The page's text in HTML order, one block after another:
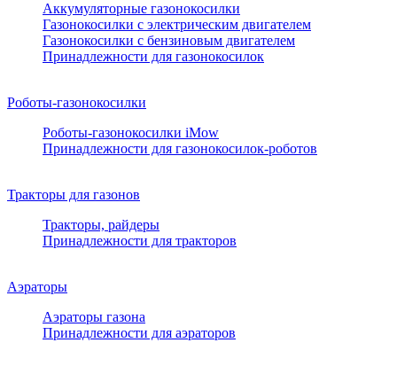
Аккумуляторные газонокосилки
Газонокосилки с электрическим двигателем
Газонокосилки с бензиновым двигателем
Принадлежности для газонокосилок
Роботы-газонокосилки
Роботы-газонокосилки iMow
Принадлежности для газонокосилок-роботов
Тракторы для газонов
Тракторы, райдеры
Принадлежности для тракторов
Аэраторы
Аэраторы газона
Принадлежности для аэраторов